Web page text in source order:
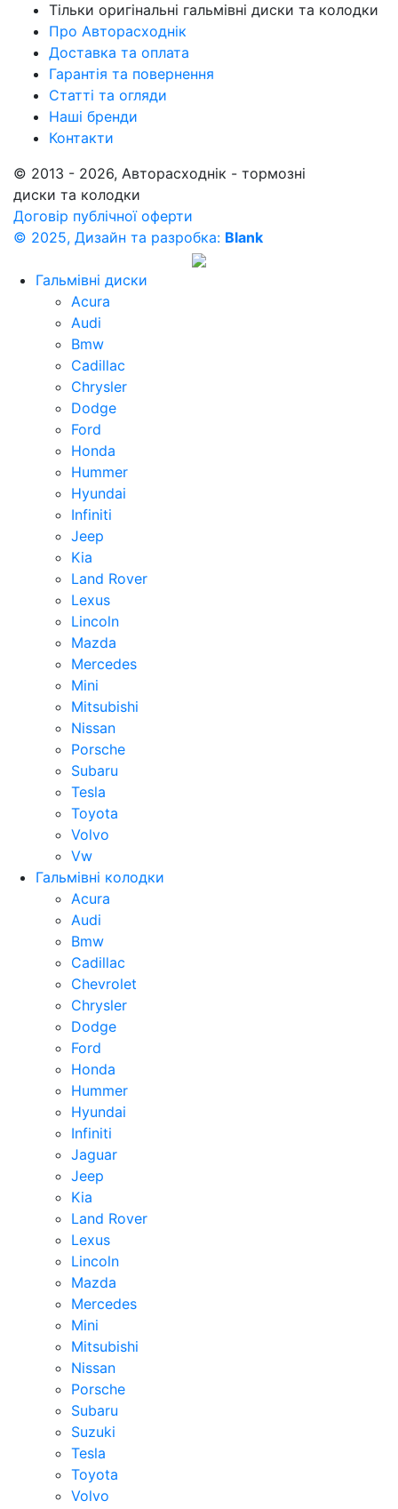
Тільки оригінальні гальмівні диски та колодки
Про Авторасходнік
Доставка та оплата
Гарантія та повернення
Статті та огляди
Наші бренди
Контакти
© 2013 - 2026, Авторасходнік - тормозні
диски та колодки
Договір публічної оферти
© 2025, Дизайн та разробка: Blank
Гальмівні диски
Acura
Audi
Bmw
Cadillac
Chrysler
Dodge
Ford
Honda
Hummer
Hyundai
Infiniti
Jeep
Kia
Land Rover
Lexus
Lincoln
Mazda
Mercedes
Mini
Mitsubishi
Nissan
Porsche
Subaru
Tesla
Toyota
Volvo
Vw
Гальмівні колодки
Acura
Audi
Bmw
Cadillac
Chevrolet
Chrysler
Dodge
Ford
Honda
Hummer
Hyundai
Infiniti
Jaguar
Jeep
Kia
Land Rover
Lexus
Lincoln
Mazda
Mercedes
Mini
Mitsubishi
Nissan
Porsche
Subaru
Suzuki
Tesla
Toyota
Volvo